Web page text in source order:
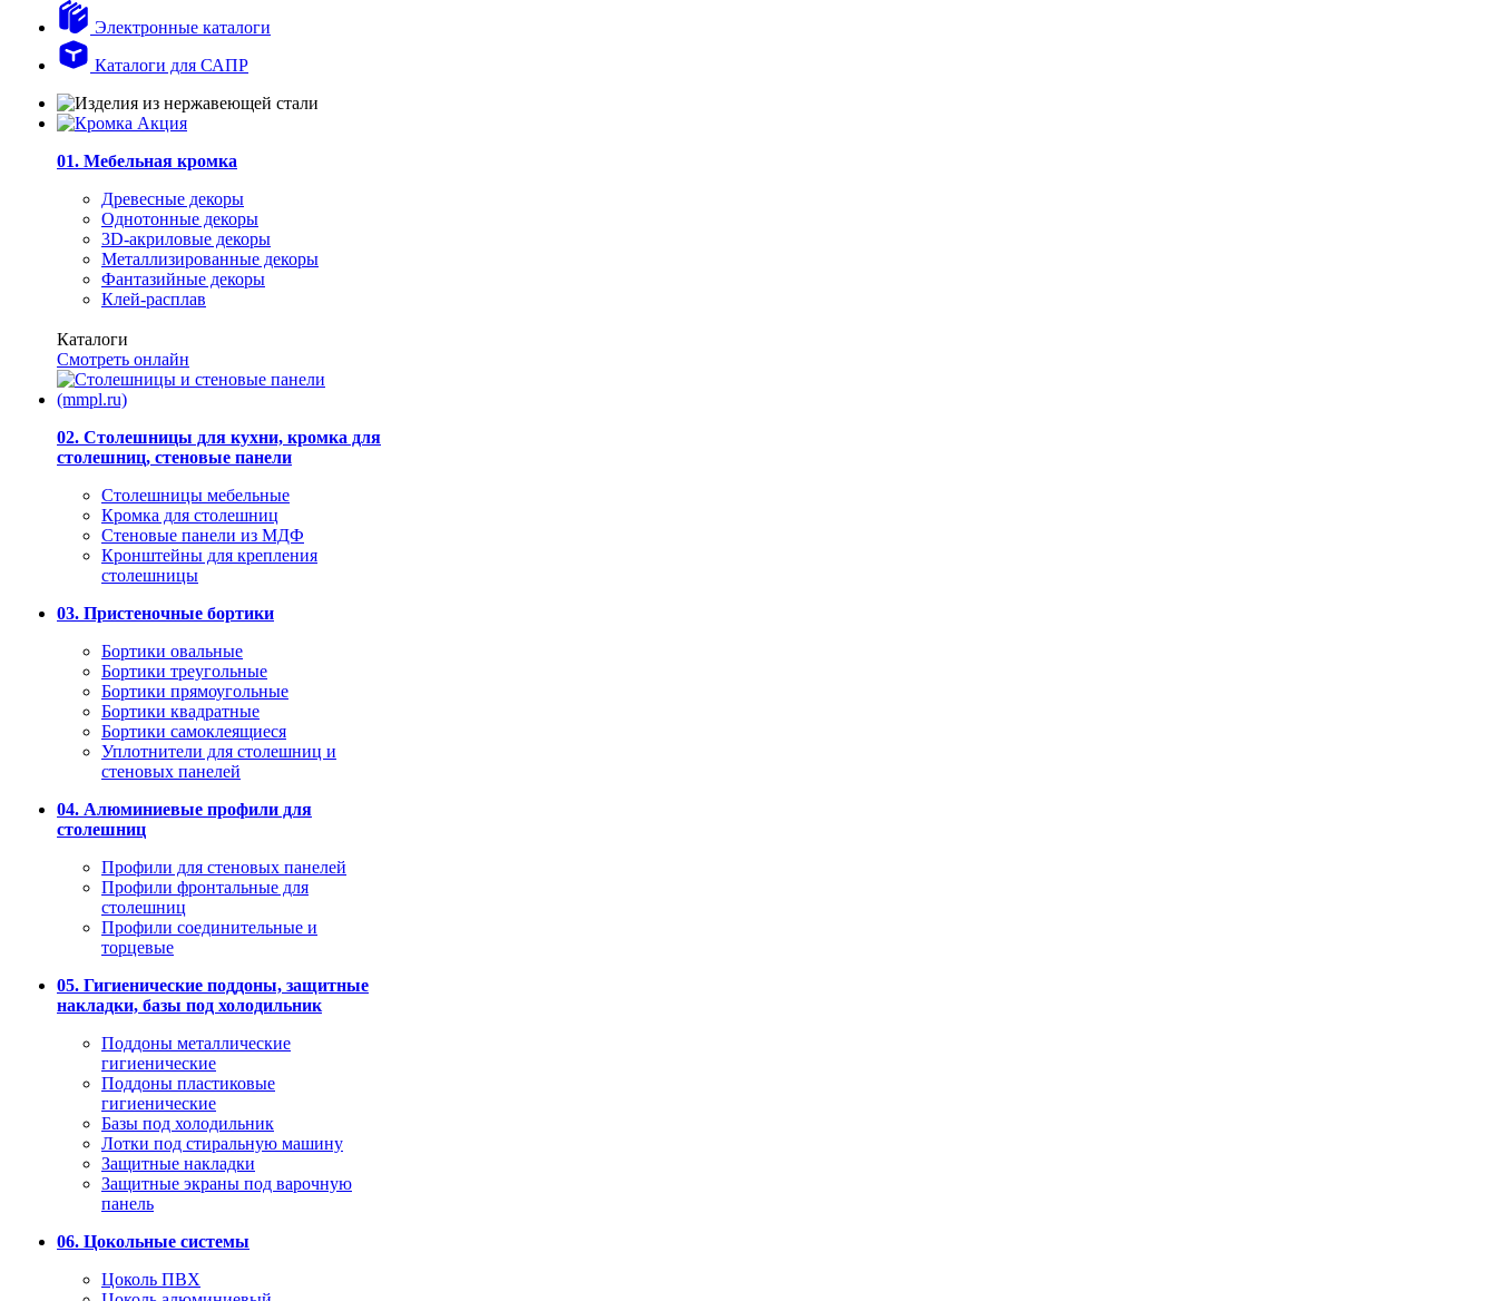
Электронные каталоги
Каталоги для САПР
01. Мебельная кромка
Древесные декоры
Однотонные декоры
3D-акриловые декоры
Металлизированные декоры
Фантазийные декоры
Клей-расплав
Каталоги
Смотреть онлайн
02. Столешницы для кухни, кромка для
столешниц, стеновые панели
Столешницы мебельные
Кромка для столешниц
Стеновые панели из МДФ
Кронштейны для крепления
столешницы
03. Пристеночные бортики
Бортики овальные
Бортики треугольные
Бортики прямоугольные
Бортики квадратные
Бортики самоклеящиеся
Уплотнители для столешниц и
стеновых панелей
04. Алюминиевые профили для
столешниц
Профили для стеновых панелей
Профили фронтальные для
столешниц
Профили соединительные и
торцевые
05. Гигиенические поддоны, защитные
накладки, базы под холодильник
Поддоны металлические
гигиенические
Поддоны пластиковые
гигиенические
Базы под холодильник
Лотки под стиральную машину
Защитные накладки
Защитные экраны под варочную
панель
06. Цокольные системы
Цоколь ПВХ